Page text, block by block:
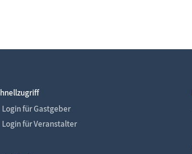
Login für Gastgeber
Login für Veranstalter